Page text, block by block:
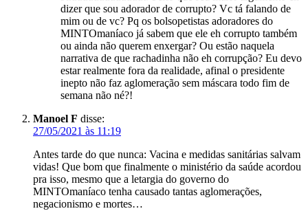
dizer que sou adorador de corrupto? Vc tá falando de
mim ou de vc? Pq os bolsopetistas adoradores do
MINTOmaníaco já sabem que ele eh corrupto também
ou ainda não querem enxergar? Ou estão naquela
narrativa de que rachadinha não eh corrupção? Eu devo
estar realmente fora da realidade, afinal o presidente
inepto não faz aglomeração sem máscara todo fim de
semana não né?!
Manoel F disse:
27/05/2021 às 11:19
Antes tarde do que nunca: Vacina e medidas sanitárias salvam
vidas! Que bom que finalmente o ministério da saúde acordou
pra isso, mesmo que a letargia do governo do
MINTOmaníaco tenha causado tantas aglomerações,
negacionismo e mortes…